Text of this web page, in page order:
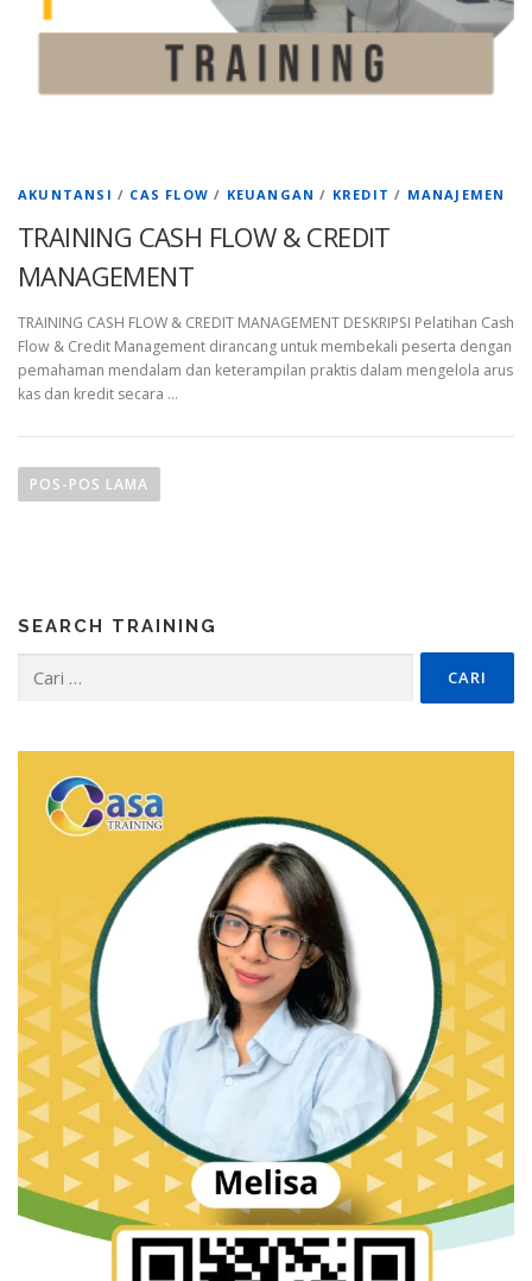
AKUNTANSI / CAS FLOW / KEUANGAN / KREDIT / MANAJEMEN
TRAINING CASH FLOW & CREDIT
MANAGEMENT
TRAINING CASH FLOW & CREDIT MANAGEMENT DESKRIPSI Pelatihan Cash
Flow & Credit Management dirancang untuk membekali peserta dengan
pemahaman mendalam dan keterampilan praktis dalam mengelola arus
kas dan kredit secara …
a
s
s
POS-POS LAMA
SEARCH TRAINING
untuk: